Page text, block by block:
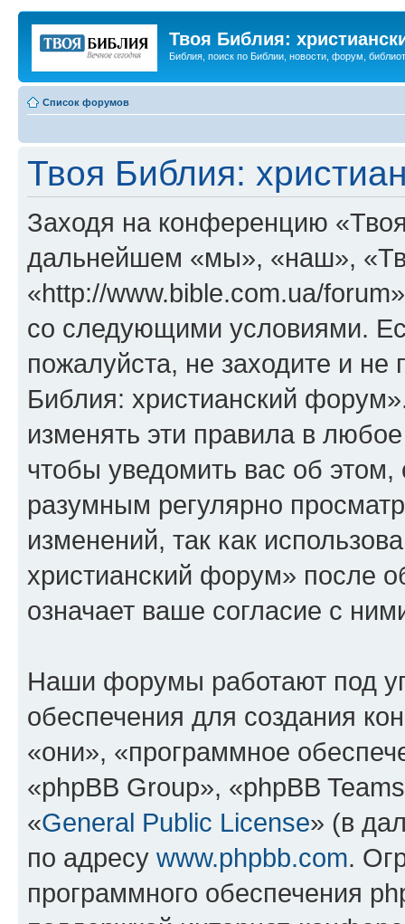
Твоя Библия:
Библия, поиск по Библии, новости, форум,
Список форумов
Твоя Библия:
Заходя на конференцию
дальнейшем «мы», «наш»,
«http://www.bible.com.ua/
со следующими условиями.
пожалуйста, не заходите и
Библия: христианский
изменять эти правила в
чтобы уведомить вас об
разумным регулярно
изменений, так как
христианский форум» после
означает ваше согласие с
Наши форумы работают под
обеспечения для создания
«они», «программное
«phpBB Group», «phpBB
«General Public License» (в
по адресу www.phpbb.com.
программного обеспечения